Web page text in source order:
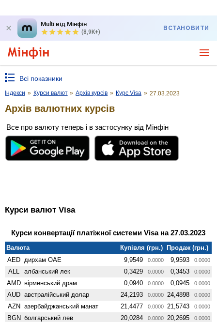
Multi від Мінфін
(8,9K+)
ВСТАНОВИТИ
Всі показники
Індекси » Курси валют » Архів курсів » Курс Visa » 27.03.2023
Архів валютних курсів
Все про валюту теперь і в застосунку від Мінфін
Курси валют Visa
Курси конвертації платіжної системи Visa на 27.03.2023
Валюта Купівля (грн.)
Продаж (грн.)
AED дирхам ОАЕ 9,9549 0.0000 9,9593 0.0000
ALL албанський лек 0,3429 0.0000 0,3453 0.0000
AMD вiрменський драм 0,0940 0.0000 0,0945 0.0000
AUD австралійський долар 24,2193 0.0000 24,4898 0.0000
AZN азербайджанський манат 21,4477 0.0000 21,5743 0.0000
BGN болгарський лев 20,0284 0.0000 20,2695 0.0000